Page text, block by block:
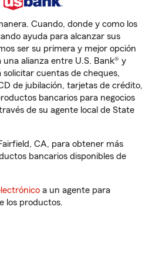
Cuando, donde y como los
ayuda para alcanzar sus
ser su primera y mejor opción
una alianza entre U.S. Bank® y
cuentas de cheques,
de jubilación, tarjetas de crédito,
bancarios para negocios
de su agente local de State
CA, para obtener más
bancarios disponibles de
a un agente para
los productos.